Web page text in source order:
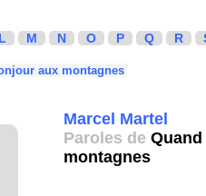
L M N O P Q R
aux montagnes
Marcel Martel
Paroles de
montagnes